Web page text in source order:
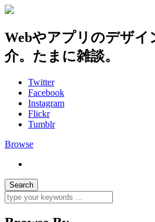
Webやアプリのデザイ
介。たまに雑談。
Twitter
Facebook
Instagram
Flickr
Tumblr
Browse